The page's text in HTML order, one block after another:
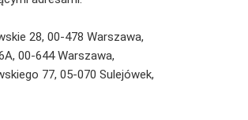
28, 00-478 Warszawa,
00-644 Warszawa,
77, 05-070 Sulejówek,